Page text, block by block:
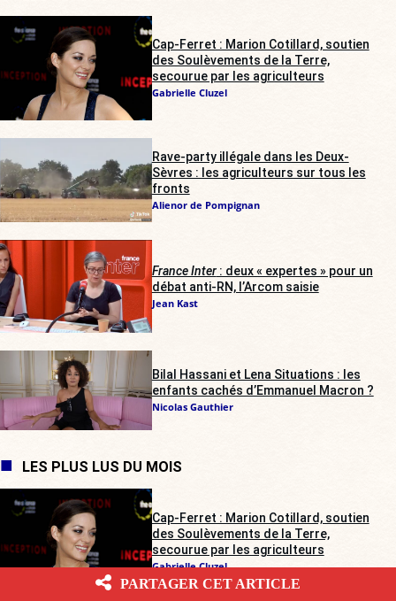
Cap-Ferret : Marion Cotillard, soutien
des Soulèvements de la Terre,
secourue par les agriculteurs
Gabrielle Cluzel
Rave-party illégale dans les Deux-
Sèvres : les agriculteurs sur tous les
fronts
Alienor de Pompignan
France Inter: deux « expertes » pour un
débat anti-RN, l’Arcom saisie
Jean Kast
Bilal Hassani et Lena Situations : les
enfants cachés d’Emmanuel Macron ?
Nicolas Gauthier
LES PLUS LUS DU MOIS
Cap-Ferret : Marion Cotillard, soutien
des Soulèvements de la Terre,
secourue par les agriculteurs
Gabrielle Cluzel
PARTAGER CET ARTICLE